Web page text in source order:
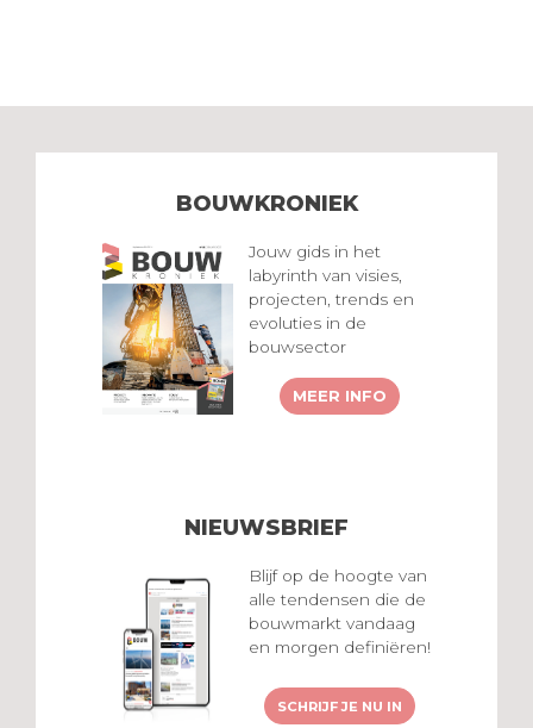
BOUWKRONIEK
Jouw gids in het
labyrinth van visies,
projecten, trends en
evoluties in de
bouwsector
MEER INFO
NIEUWSBRIEF
Blijf op de hoogte van
alle tendensen die de
bouwmarkt vandaag
en morgen definiëren!
SCHRIJF JE NU IN